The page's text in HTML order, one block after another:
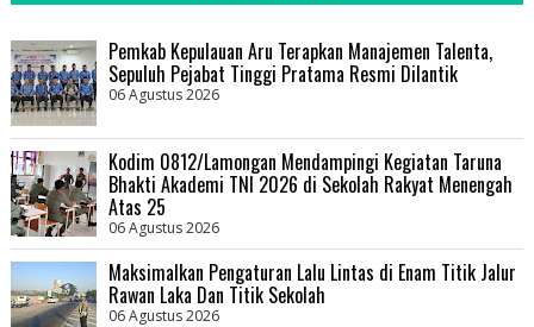
Pemkab Kepulauan Aru Terapkan Manajemen Talenta,
Sepuluh Pejabat Tinggi Pratama Resmi Dilantik
06 Agustus 2026
Kodim 0812/Lamongan Mendampingi Kegiatan Taruna
Bhakti Akademi TNI 2026 di Sekolah Rakyat Menengah
Atas 25
06 Agustus 2026
Maksimalkan Pengaturan Lalu Lintas di Enam Titik Jalur
Rawan Laka Dan Titik Sekolah
06 Agustus 2026